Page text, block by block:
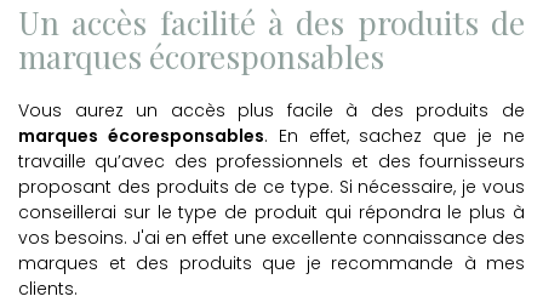
Un accès facilité à des produits de
marques écoresponsables
Vous aurez un accès plus facile à des produits de
marques écoresponsables. En effet, sachez que je ne
travaille qu’avec des professionnels et des fournisseurs
proposant des produits de ce type. Si nécessaire, je vous
conseillerai sur le type de produit qui répondra le plus à
vos besoins. J'ai en effet une excellente connaissance des
marques et des produits que je recommande à mes
clients.